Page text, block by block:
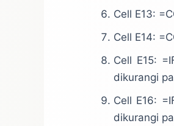
Cell E13:
Cell E14:
Cell E15:
dikurangi
Cell E16:
dikurangi